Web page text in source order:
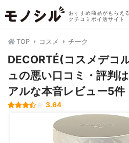
おすすめ商品がもらえる
クチコミポイ活サイト
TOP コスメ チーク
DECORTÉ(コスメデコ
ュの悪い口コミ・評判
アルな本音レビュー5件
3.64